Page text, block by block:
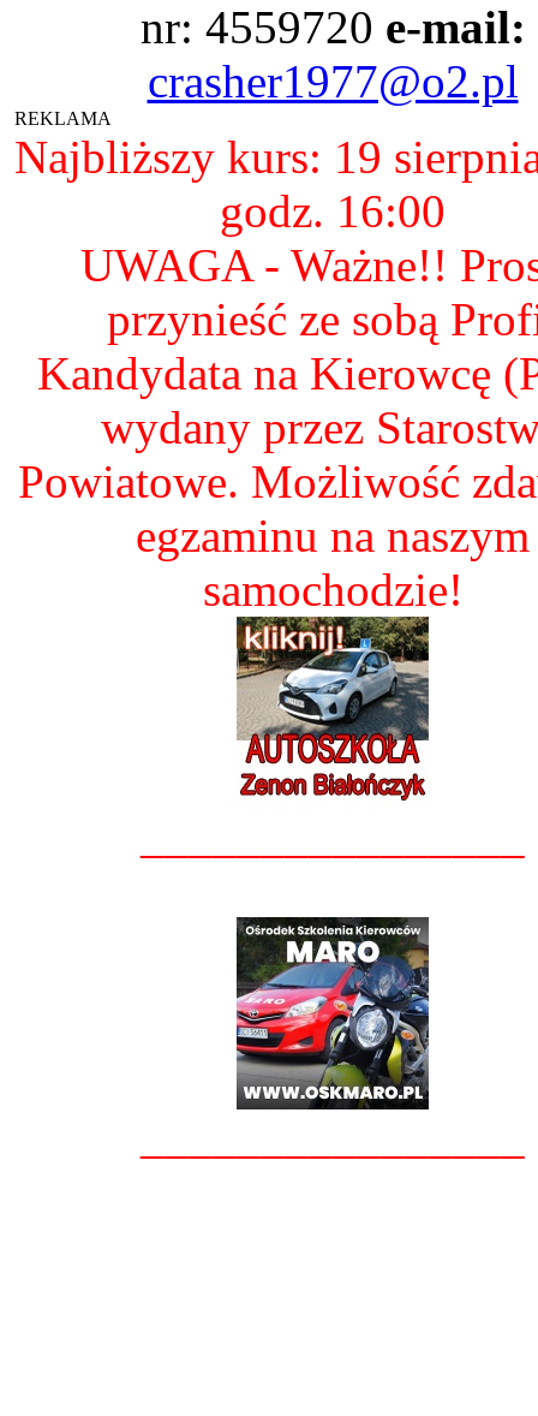
nr: 4559720 e-mail:
crasher1977@o2.pl
REKLAMA
Najbliższy kurs: 19
godz. 16:00
UWAGA - Ważne!!
przynieść ze sobą
Kandydata na Kierowcę
wydany przez
Powiatowe. Możliwość
egzaminu na naszym
samochodzie!